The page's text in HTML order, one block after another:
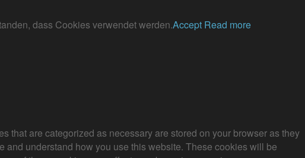
dass Cookies verwendet werden.Accept Read more
that are categorized as necessary are stored on your browser as they
understand how you use this website. These cookies will be